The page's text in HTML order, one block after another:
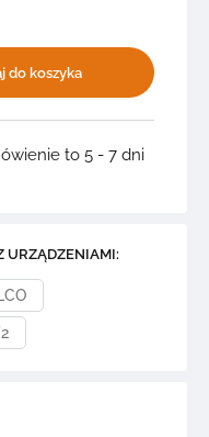
do koszyka
to 5 - 7 dni
URZĄDZENIAMI: